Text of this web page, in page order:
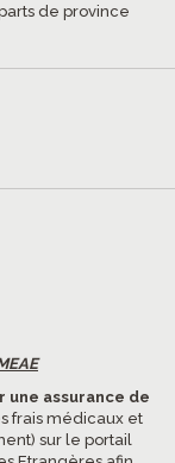
de province
assurance de
frais médicaux et
sur le portail